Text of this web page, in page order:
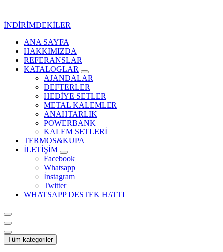
İNDİRİMDEKİLER
Kurumsal Promosyon-Hediyelik
ANA SAYFA
HAKKIMIZDA
REFERANSLAR
KATALOGLAR
AJANDALAR
DEFTERLER
HEDİYE SETLER
METAL KALEMLER
ANAHTARLIK
POWERBANK
KALEM SETLERİ
TERMOS&KUPA
İLETİŞİM
Facebook
Whatsapp
İnstagram
Twitter
WHATSAPP DESTEK HATTI
Tüm kategoriler